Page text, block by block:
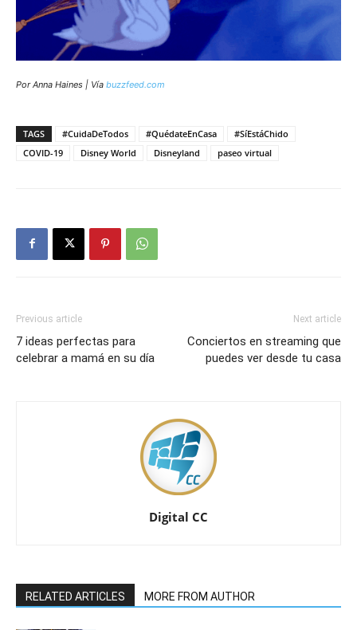
Por Anna Haines | Vía buzzfeed.com
TAGS #CuidaDeTodos #QuédateEnCasa
#SíEstáChido
COVID-19
Disney World Disneyland paseo virtual
Previous article
7 ideas perfectas para
celebrar a mamá en su día
Next article
Conciertos en streaming que
puedes ver desde tu casa
Digital CC
RELATED ARTICLES MORE FROM AUTHOR